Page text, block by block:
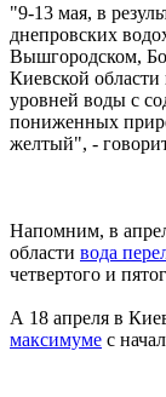
"9-13 мая, в
днепровских
Вышгородском,
Киевской
уровней воды с
пониженных
желтый", -
Напомним, в
области вода
четвертого и
А 18 апреля в
максимуме с